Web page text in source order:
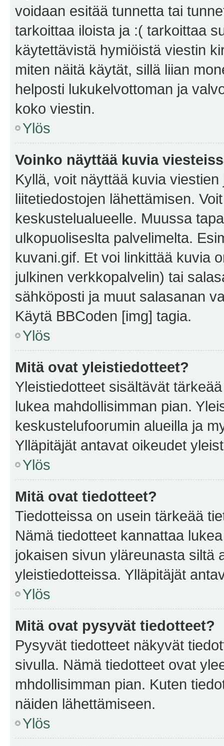
voidaan esitää tunnetta tai
tarkoittaa iloista ja :( tarkoittaa
käytettävistä hymiöistä viestin
miten näitä käytät, sillä liian
helposti lukukelvottoman ja
koko viestin.
Ylös
Voinko näyttää kuvia
Kyllä, voit näyttää kuvia
liitetiedostojen lähettämisen.
keskustelualueelle. Muussa
ulkopuoliseslta palvelimelta.
kuvani.gif. Et voi linkittää kuvia
julkinen verkkopalvelin) tai
sähköposti ja muut salasanan
Käytä BBCoden [img] tagia.
Ylös
Mitä ovat yleistiedotteet?
Yleistiedotteet sisältävät
lukea mahdollisimman pian.
keskustelufoorumin alueilla ja
Ylläpitäjät antavat oikeudet
Ylös
Mitä ovat tiedotteet?
Tiedotteissa on usein tärkeää
Nämä tiedotteet kannattaa
jokaisen sivun yläreunasta siltä
yleistiedotteissa. Ylläpitäjät
Ylös
Mitä ovat pysyvät tiedotteet?
Pysyvät tiedotteet näkyvät
sivulla. Nämä tiedotteet ovat
mhdollisimman pian. Kuten
näiden lähettämiseen.
Ylös